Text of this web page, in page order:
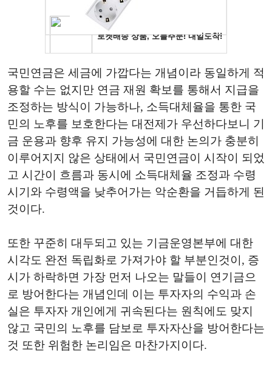
국민연금은 세금에 가깝다는 개념이라 동일하게 적
용할 수는 없지만 연금 재원 확보를 통해서 지급을
조정하는 방식이 가능하나, 소득대체율을 통한 국
민의 노후를 보호한다는 대전제가 우선하다보니 기
금 운용과 향후 유지 가능성에 대한 논의가 충분히
이루어지지 않은 상태에서 국민연금이 시작이 되었
고 시간이 흐름과 동시에 소득대체율 조정과 수령
시기와 수령액을 낮추어가는 악순환을 거듭하게 된
것이다.
또한 꾸준히 대두되고 있는 기금운영본부에 대한
시각도 완전 독립화로 가져가야 할 부분인것이, 증
시가 하락하면 가장 먼저 나오는 말들이 연기금으
로 방어한다는 개념인데 이는 투자자의 수익과 손
실은 투자자 개인에게 귀속된다는 원칙에도 맞지
않고 국민의 노후를 담보로 투자자산을 방어한다는
것 또한 위험한 논리임은 마찬가지이다.